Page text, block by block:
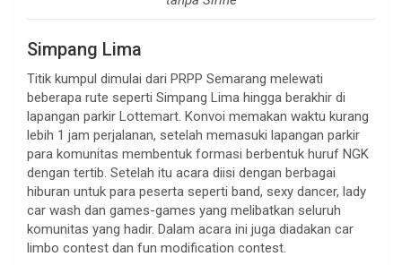
Simpang Lima
Titik kumpul dimulai dari PRPP Semarang melewati
beberapa rute seperti Simpang Lima hingga berakhir di
lapangan parkir Lottemart. Konvoi memakan waktu kurang
lebih 1 jam perjalanan, setelah memasuki lapangan parkir
para komunitas membentuk formasi berbentuk huruf NGK
dengan tertib. Setelah itu acara diisi dengan berbagai
hiburan untuk para peserta seperti band, sexy dancer, lady
car wash dan games-games yang melibatkan seluruh
komunitas yang hadir. Dalam acara ini juga diadakan car
limbo contest dan fun modification contest.